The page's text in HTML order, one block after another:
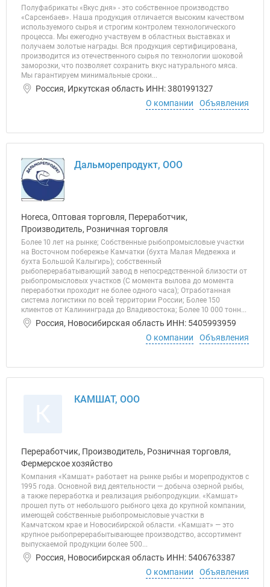
Полуфабрикаты «Вкус дня» - это собственное производство
«Сарсенбаев». Наша продукция отличается высоким качеством
используемого сырья и строгим контролем технологического
процесса. Мы ежегодно участвуем в областных выставках и
получаем золотые награды. Вся продукция сертифицирована,
производится из отечественного сырья по технологии шоковой
заморозки, что позволяет сохранить вкус натурального мяса.
Мы гарантируем минимальные сроки...
Россия, Иркутская область ИНН: 3801991327
О компании
Объявления
Дальморепродукт, ООО
Horeca, Оптовая торговля, Переработчик,
Производитель, Розничная торговля
Более 10 лет на рынке; Собственные рыбопромысловые участки
на Восточном побережье Камчатки (бухта Малая Медвежка и
бухта Большой Калыгирь); собственный
рыбоперерабатывающий завод в непосредственной близости от
рыбопромысловых участков (C момента вылова до момента
переработки проходит не более одного часа); Отработанная
система логистики по всей территории России; Более 150
клиентов от Калининграда до Владивостока; Более 10 000 тонн...
Россия, Новосибирская область ИНН: 5405993959
О компании
Объявления
КАМШАТ, ООО
Переработчик, Производитель, Розничная торговля,
Фермерское хозяйство
Компания «Камшат» работает на рынке рыбы и морепродуктов с
1995 года. Основной вид деятельности — добыча озерной рыбы,
а также переработка и реализация рыбопродукции. «Камшат»
прошел путь от небольшого рыбного цеха до крупной компании,
имеющей собственные рыбопромысловые участки в
Камчатском крае и Новосибирской области. «Камшат» — это
крупное рыбопререрабытывающее производство, ассортимент
выпускаемой продукции более 500...
Россия, Новосибирская область ИНН: 5406763387
О компании
Объявления